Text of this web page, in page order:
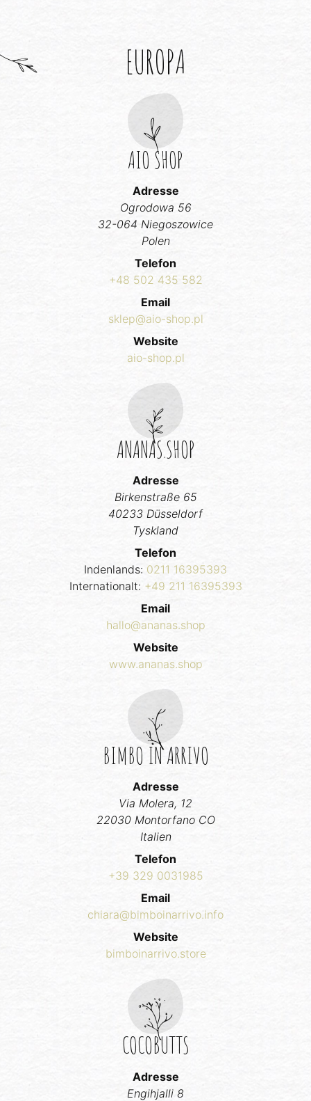
EUROPA
AIO SHOP
Adresse
Ogrodowa 56
32-064 Niegoszowice
Polen
Telefon
+48 502 435 582
Email
sklep@aio-shop.pl
Website
aio-shop.pl
ANANAS.SHOP
Adresse
Birkenstraße 65
40233 Düsseldorf
Tyskland
Telefon
Indenlands: 0211 16395393
Internationalt: +49 211 16395393
Email
hallo@ananas.shop
Website
www.ananas.shop
BIMBO IN ARRIVO
Adresse
Via Molera, 12
22030 Montorfano CO
Italien
Telefon
+39 329 0031985
Email
chiara@bimboinarrivo.info
Website
bimboinarrivo.store
COCOBUTTS
Adresse
Engihjalli 8